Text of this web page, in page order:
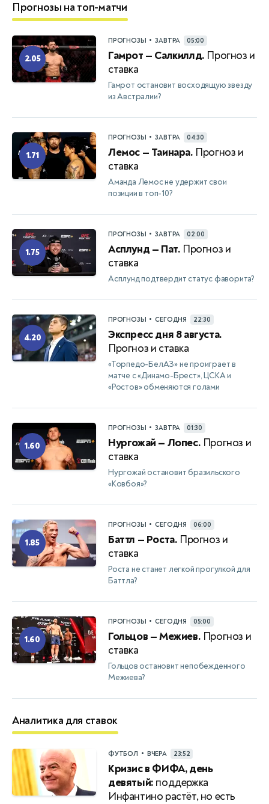
Прогнозы на топ-матчи
2.05
ПРОГНОЗЫ • ЗАВТРА 05:00
Гамрот — Салкиллд. Прогноз и
ставка
Гамрот остановит восходящую звезду
из Австралии?
1.71
ПРОГНОЗЫ • ЗАВТРА 04:30
Лемос — Таинара. Прогноз и
ставка
Аманда Лемос не удержит свои
позиции в топ-10?
1.75
ПРОГНОЗЫ • ЗАВТРА 02:00
Асплунд — Пат. Прогноз и
ставка
Асплунд подтвердит статус фаворита?
4.20
ПРОГНОЗЫ • СЕГОДНЯ 22:30
Экспресс дня 8 августа.
Прогноз и ставка
«Торпедо-БелАЗ» не проиграет в
матче с «Динамо-Брест», ЦСКА и
«Ростов» обменяются голами
1.60
ПРОГНОЗЫ • ЗАВТРА 01:30
Нургожай — Лопес. Прогноз и
ставка
Нургожай остановит бразильского
«Ковбоя»?
1.85
ПРОГНОЗЫ • СЕГОДНЯ 06:00
Баттл — Роста. Прогноз и
ставка
Роста не станет легкой прогулкой для
Баттла?
1.60
ПРОГНОЗЫ • СЕГОДНЯ 05:00
Гольцов — Межиев. Прогноз и
ставка
Гольцов остановит непобежденного
Межиева?
Аналитика для ставок
ФУТБОЛ • ВЧЕРА 23:52
Кризис в ФИФА, день
девятый: поддержка
Инфантино растёт, но есть